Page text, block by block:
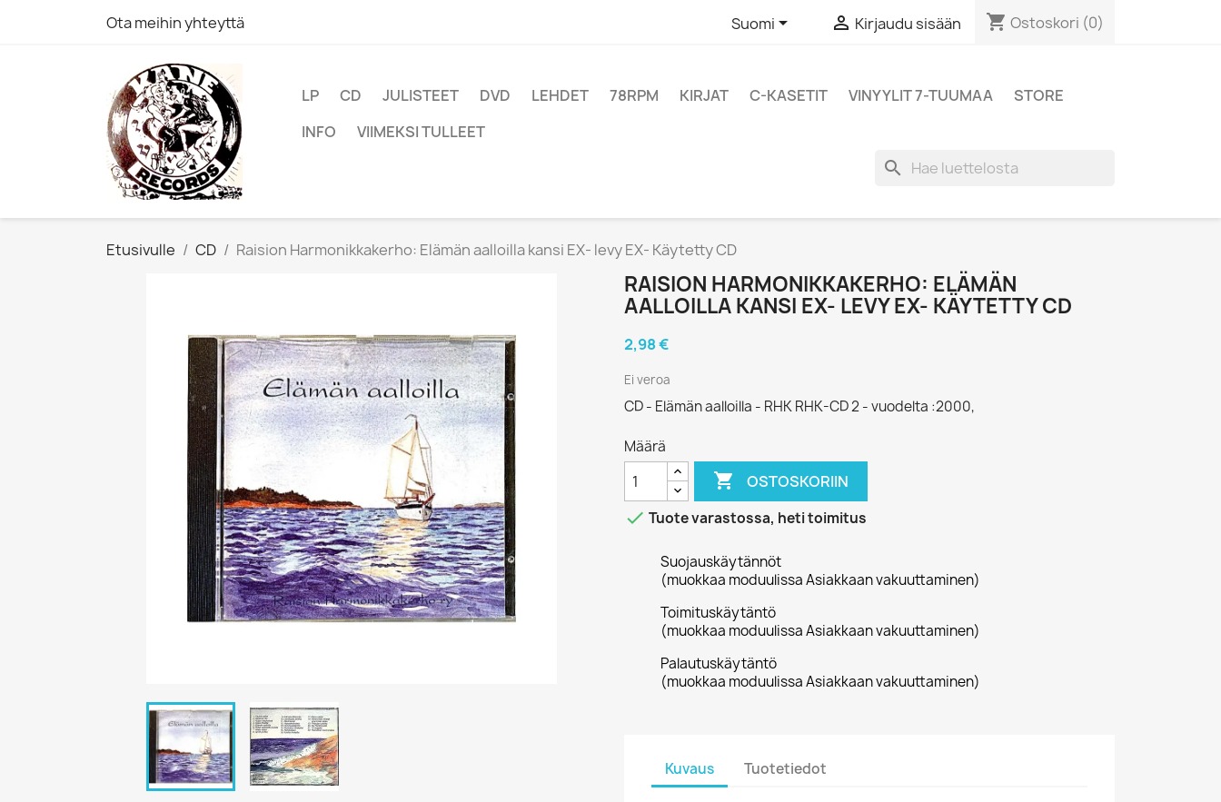
Ota meihin yhteyttä Suomi  Kirjaudu sisään shopping_cart Ostoskori (0)
LP CD JULISTEET DVD LEHDET 78RPM KIRJAT C-KASETIT VINYYLIT 7-TUUMAA
STORE
INFO
VIIMEKSI TULLEET
search
Etusivulle CD Raision Harmonikkakerho: Elämän aalloilla kansi EX- levy EX- Käytetty CD
RAISION HARMONIKKAKERHO: ELÄMÄN
AALLOILLA KANSI EX- LEVY EX- KÄYTETTY CD
2,98 €
Ei veroa
CD - Elämän aalloilla - RHK RHK-CD 2 - vuodelta :2000,
Määrä
 OSTOSKORIIN
 Tuote varastossa, heti toimitus
Suojauskäytännöt
(muokkaa moduulissa Asiakkaan vakuuttaminen)
Toimituskäytäntö
(muokkaa moduulissa Asiakkaan vakuuttaminen)
Palautuskäytäntö
(muokkaa moduulissa Asiakkaan vakuuttaminen)
Kuvaus Tuotetiedot